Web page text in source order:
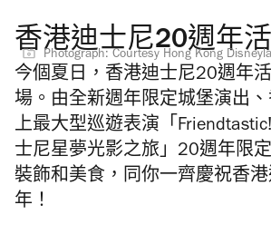
香港迪士尼20週年
Photograph: Courtesy Hong Kong
今個夏日，香港迪士尼20週年
場。由全新週年限定城堡演出
上最大型巡遊表演「
士尼星夢光影之旅」20週年限
裝飾和美食，同你一齊慶祝香
年！